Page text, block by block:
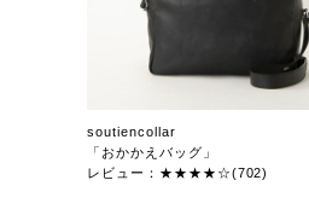
soutiencollar
「おかかえバッグ」
レビュー：★★★★☆(702)